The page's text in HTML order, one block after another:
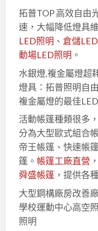
拓普TOP 高效自由
速，大幅降低燈具
LED照明 、 倉儲
動場LED照明 。
水銀燈,複金屬燈超
燈具：拓普照明自
複金屬燈的最佳
活動帳篷種類很多
分為大型歐式組合
帝王帳篷、快速帳
篷。 帳篷工廠直營
舜盛帳篷，提供各
大型鋼構廠房改善
學校運動中心高空
照明